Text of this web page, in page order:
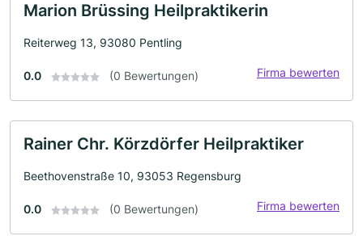
Marion Brüssing Heilpraktikerin
Reiterweg 13, 93080 Pentling
0.0 (0 Bewertungen) Firma bewerten
Rainer Chr. Körzdörfer Heilpraktiker
Beethovenstraße 10, 93053 Regensburg
0.0 (0 Bewertungen) Firma bewerten